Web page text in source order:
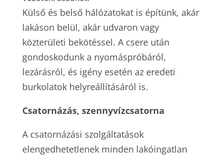
Külső és belső hálózatokat is építünk, akár
lakáson belül, akár udvaron vagy
közterületi bekötéssel. A csere után
gondoskodunk a nyomáspróbáról,
lezárásról, és igény esetén az eredeti
burkolatok helyreállításáról is.
Csatornázás, szennyvízcsatorna
A csatornázási szolgáltatások
elengedhetetlenek minden lakóingatlan